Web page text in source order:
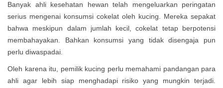
Banyak ahli kesehatan hewan telah mengeluarkan peringatan
serius mengenai konsumsi cokelat oleh kucing. Mereka sepakat
bahwa meskipun dalam jumlah kecil, cokelat tetap berpotensi
membahayakan. Bahkan konsumsi yang tidak disengaja pun
perlu diwaspadai.
Oleh karena itu, pemilik kucing perlu memahami pandangan para
ahli agar lebih siap menghadapi risiko yang mungkin terjadi.